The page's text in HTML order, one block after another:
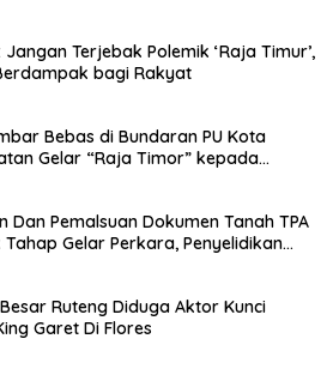
Terjebak Polemik ‘Raja Timur’,
bagi Rakyat
Bebas di Bundaran PU Kota
Gelar “Raja Timor” kepada
Dan Pemalsuan Dokumen Tanah TPA
Gelar Perkara, Penyelidikan
Ruteng Diduga Aktor Kunci
Garet Di Flores